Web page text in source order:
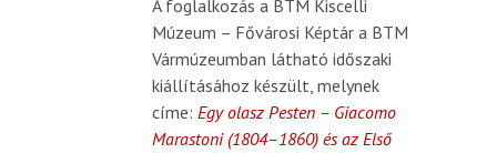
A foglalkozás a BTM Kiscelli
Múzeum – Fővárosi Képtár a BTM
Vármúzeumban látható időszaki
kiállításához készült, melynek
címe: Egy olasz Pesten – Giacomo
Marastoni (1804–1860) és az Első